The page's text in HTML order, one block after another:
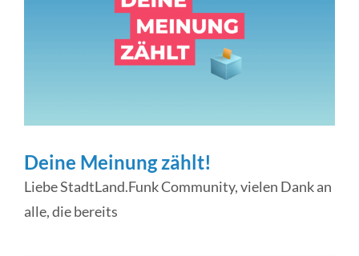
Deine Meinung zählt!
Liebe StadtLand.Funk Community, vielen Dank an
alle, die bereits